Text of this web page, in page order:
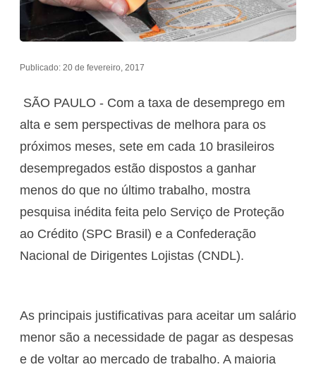
Publicado: 20 de fevereiro, 2017
SÃO PAULO - Com a taxa de desemprego em
alta e sem perspectivas de melhora para os
próximos meses, sete em cada 10 brasileiros
desempregados estão dispostos a ganhar
menos do que no último trabalho, mostra
pesquisa inédita feita pelo Serviço de Proteção
ao Crédito (SPC Brasil) e a Confederação
Nacional de Dirigentes Lojistas (CNDL).
As principais justificativas para aceitar um salário
menor são a necessidade de pagar as despesas
e de voltar ao mercado de trabalho. A maioria